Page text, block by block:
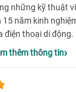
những kỹ thuật
15 năm kinh
điện thoại di động.
thêm thông tin